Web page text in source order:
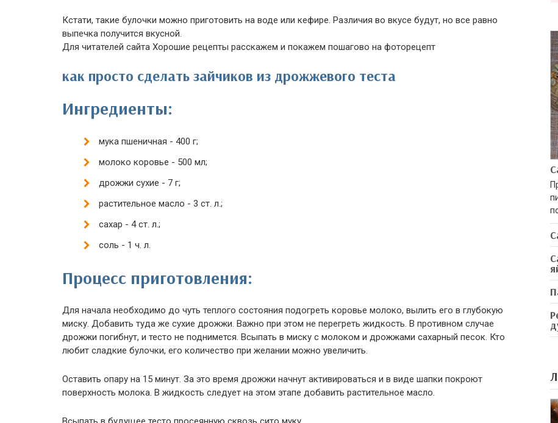
Кстати, такие булочки можно приготовить на воде или кефире. Различия во вкусе будут, но все равно
выпечка получится вкусной.
Для читателей сайта Хорошие рецепты расскажем и покажем пошагово на фоторецепт
как просто сделать зайчиков из дрожжевого теста
Ингредиенты:
мука пшеничная - 400 г;
молоко коровье - 500 мл;
дрожжи сухие - 7 г;
растительное масло - 3 ст. л.;
сахар - 4 ст. л.;
соль - 1 ч. л.
Процесс приготовления:
Для начала необходимо до чуть теплого состояния подогреть коровье молоко, вылить его в глубокую
миску. Добавить туда же сухие дрожжи. Важно при этом не перегреть жидкость. В противном случае
дрожжи погибнут, и тесто не поднимется. Всыпать в миску с молоком и дрожжами сахарный песок. Кто
любит сладкие булочки, его количество при желании можно увеличить.
Оставить опару на 15 минут. За это время дрожжи начнут активироваться и в виде шапки покроют
поверхность молока. В жидкость следует на этом этапе добавить растительное масло.